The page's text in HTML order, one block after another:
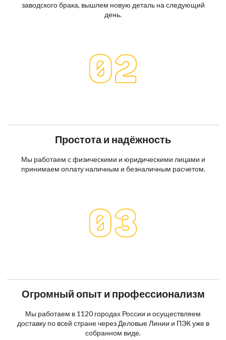
заводского брака, вышлем новую деталь на следующий
день.
Простота и надёжность
Мы работаем с физическими и юридическими лицами и
принимаем оплату наличным и безналичным расчетом.
Огромный опыт и профессионализм
Мы работаем в 1120 городах России и осуществляем
доставку по всей стране через Деловые Линии и ПЭК уже в
собранном виде.